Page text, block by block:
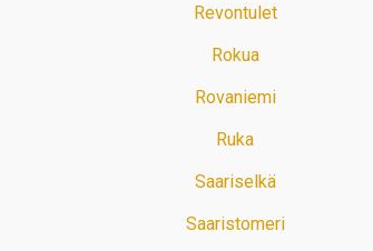
Revontulet
Rokua
Rovaniemi
Ruka
Saariselkä
Saaristomeri